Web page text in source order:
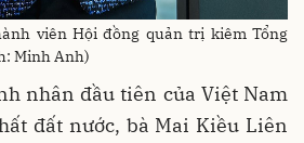
viên Hội đồng quản trị kiêm Tổng
Minh Anh)
nhân đầu tiên của Việt Nam
đất nước, bà Mai Kiều Liên